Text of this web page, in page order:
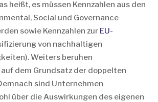
heißt, es müssen Kennzahlen aus den
Social und Governance
sowie Kennzahlen zur EU-
von nachhaltigen
Weiters beruhen
dem Grundsatz der doppelten
sind Unternehmen
über die Auswirkungen des eigenen